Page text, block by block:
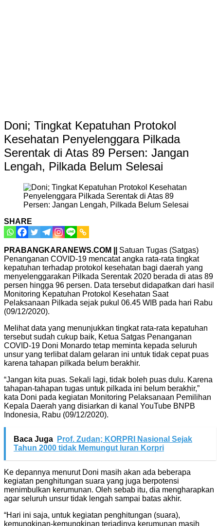
Doni; Tingkat Kepatuhan Protokol
Kesehatan Penyelenggara Pilkada
Serentak di Atas 89 Persen: Jangan
Lengah, Pilkada Belum Selesai
SHARE
PRABANGKARANEWS.COM ||
Satuan Tugas (Satgas)
Penanganan COVID-19 mencatat angka rata-rata tingkat
kepatuhan terhadap protokol kesehatan bagi daerah yang
menyelenggarakan Pilkada Serentak 2020 berada di atas 89
persen hingga 96 persen. Data tersebut didapatkan dari hasil
Monitoring Kepatuhan Protokol Kesehatan Saat
Pelaksanaan Pilkada sejak pukul 06.45 WIB pada hari Rabu
(09/12/2020).
Melihat data yang menunjukkan tingkat rata-rata kepatuhan
tersebut sudah cukup baik, Ketua Satgas Penanganan
COVID-19 Doni Monardo tetap meminta kepada seluruh
unsur yang terlibat dalam gelaran ini untuk tidak cepat puas
karena tahapan pilkada belum berakhir.
“Jangan kita puas. Sekali lagi, tidak boleh puas dulu. Karena
tahapan-tahapan tugas untuk pilkada ini belum berakhir,”
kata Doni pada kegiatan Monitoring Pelaksanaan Pemilihan
Kepala Daerah yang disiarkan di kanal YouTube BNPB
Indonesia, Rabu (09/12/2020).
Baca Juga
Prof. Zudan; KORPRI Nasional Sejak
Tahun 2000 tidak Memungut Iuran Korpri
Ke depannya menurut Doni masih akan ada beberapa
kegiatan penghitungan suara yang juga berpotensi
menimbulkan kerumunan. Oleh sebab itu, dia mengharapkan
agar seluruh unsur tidak lengah sampai batas akhir.
“Hari ini saja, untuk kegiatan penghitungan (suara),
kemungkinan-kemungkinan terjadinya kerumunan masih